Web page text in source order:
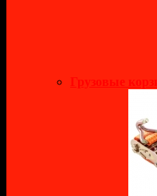
Грузовые